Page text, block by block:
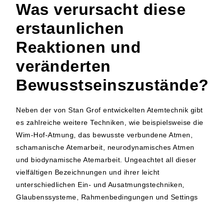
Was verursacht diese
erstaunlichen
Reaktionen und
veränderten
Bewusstseinszustände?
Neben der von Stan Grof entwickelten Atemtechnik gibt
es zahlreiche weitere Techniken, wie beispielsweise die
Wim-Hof-Atmung, das bewusste verbundene Atmen,
schamanische Atemarbeit, neurodynamisches Atmen
und biodynamische Atemarbeit. Ungeachtet all dieser
vielfältigen Bezeichnungen und ihrer leicht
unterschiedlichen Ein- und Ausatmungstechniken,
Glaubenssysteme, Rahmenbedingungen und Settings